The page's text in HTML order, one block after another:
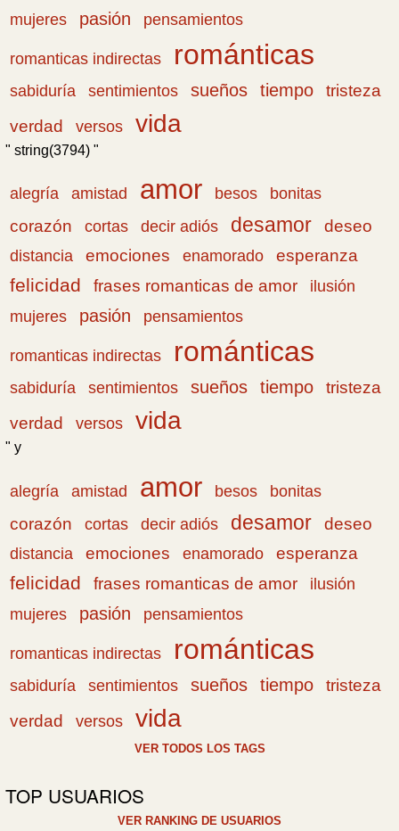
mujeres
pasión pensamientos
romanticas indirectas románticas
sabiduría sentimientos sueños tiempo
tristeza
verdad
versos vida
" string(3794) "
alegría amistad amor besos
bonitas
corazón
cortas decir adiós desamor deseo
distancia emociones enamorado esperanza
felicidad frases romanticas de amor
ilusión
mujeres
pasión pensamientos
romanticas indirectas románticas
sabiduría sentimientos sueños tiempo
tristeza
verdad
versos vida
" y
alegría amistad amor besos
bonitas
corazón
cortas decir adiós desamor deseo
distancia emociones enamorado esperanza
felicidad frases romanticas de amor
ilusión
mujeres
pasión pensamientos
romanticas indirectas románticas
sabiduría sentimientos sueños tiempo
tristeza
verdad
versos vida
VER TODOS LOS TAGS
TOP USUARIOS
VER RANKING DE USUARIOS